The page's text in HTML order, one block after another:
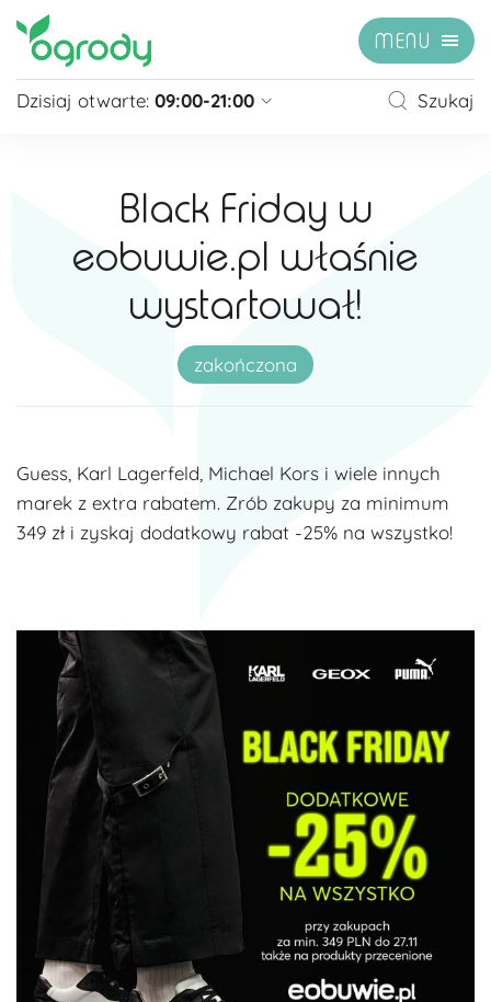
MENU
Dzisiaj otwarte: 09:00-21:00
Niedziela
zamknięte
Niedziela handlowa
10:00 - 20:00
zobacz więcej »
Szukaj
Black Friday w
eobuwie.pl właśnie
wystartował!
zakończona
Guess, Karl Lagerfeld, Michael Kors i wiele innych
marek z extra rabatem. Zrób zakupy za minimum
349 zł i zyskaj dodatkowy rabat -25% na wszystko!